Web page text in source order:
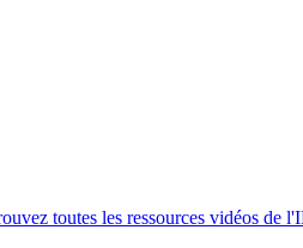
toutes les ressources vidéos de